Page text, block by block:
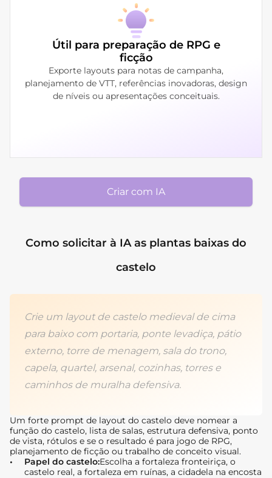
Útil para preparação de RPG e
ficção
Exporte layouts para notas de campanha,
planejamento de VTT, referências inovadoras, design
de níveis ou apresentações conceituais.
Criar com IA
Como solicitar à IA as plantas baixas do
castelo
Crie um layout de castelo medieval de cima
para baixo com portaria, ponte levadiça, pátio
externo, torre de menagem, sala do trono,
capela, quartel, arsenal, cozinhas, torres e
caminhos de muralha defensiva.
Um forte prompt de layout do castelo deve nomear a
função do castelo, lista de salas, estrutura defensiva, ponto
de vista, rótulos e se o resultado é para jogo de RPG,
planejamento de ficção ou trabalho de conceito visual.
Papel do castelo:Escolha a fortaleza fronteiriça, o
castelo real, a fortaleza em ruínas, a cidadela na encosta